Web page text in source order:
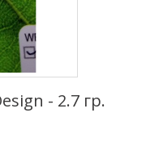
- 2.7 гр.